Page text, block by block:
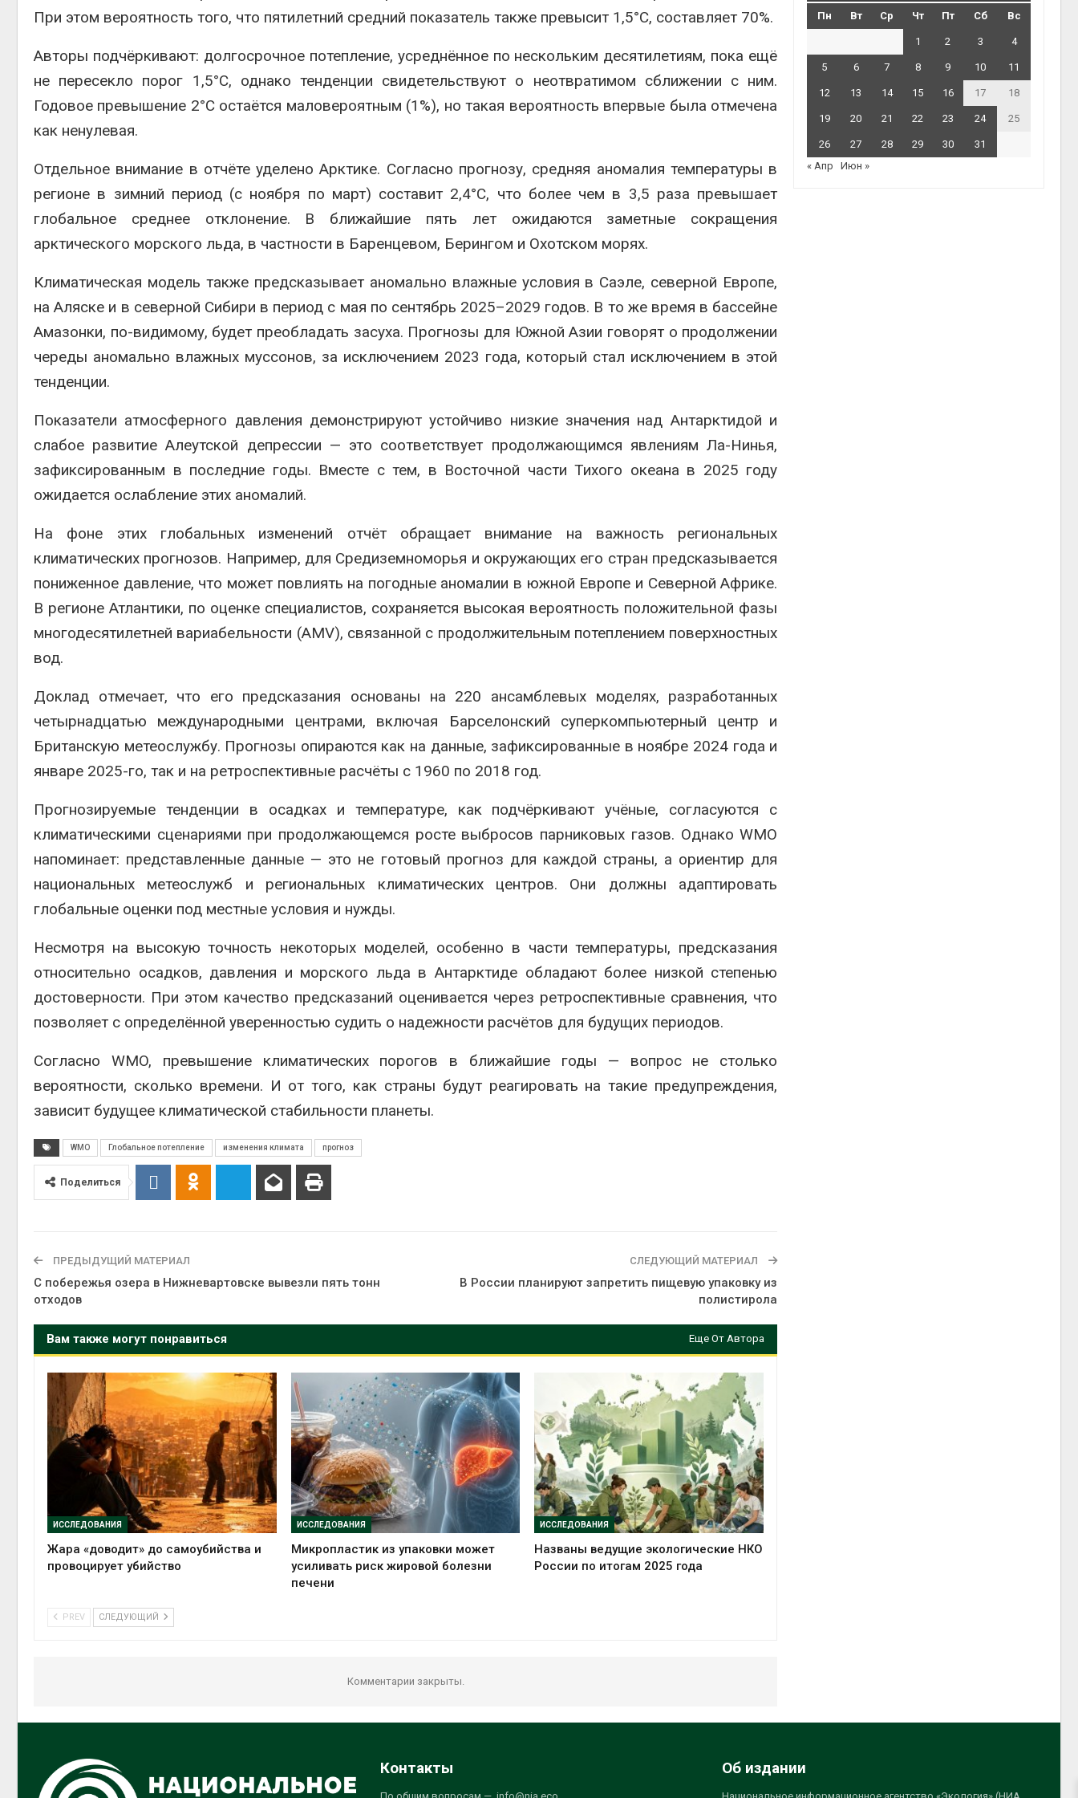
При этом вероятность того, что пятилетний средний показатель также превысит 1,5°C, составляет 70%.
Авторы подчёркивают: долгосрочное потепление, усреднённое по нескольким десятилетиям, пока ещё
не пересекло порог 1,5°C, однако тенденции свидетельствуют о неотвратимом сближении с ним.
Годовое превышение 2°C остаётся маловероятным (1%), но такая вероятность впервые была отмечена
как ненулевая.
Отдельное внимание в отчёте уделено Арктике. Согласно прогнозу, средняя аномалия температуры в
регионе в зимний период (с ноября по март) составит 2,4°C, что более чем в 3,5 раза превышает
глобальное среднее отклонение. В ближайшие пять лет ожидаются заметные сокращения
арктического морского льда, в частности в Баренцевом, Берингом и Охотском морях.
Климатическая модель также предсказывает аномально влажные условия в Саэле, северной Европе,
на Аляске и в северной Сибири в период с мая по сентябрь 2025–2029 годов. В то же время в бассейне
Амазонки, по-видимому, будет преобладать засуха. Прогнозы для Южной Азии говорят о продолжении
череды аномально влажных муссонов, за исключением 2023 года, который стал исключением в этой
тенденции.
Показатели атмосферного давления демонстрируют устойчиво низкие значения над Антарктидой и
слабое развитие Алеутской депрессии — это соответствует продолжающимся явлениям Ла-Нинья,
зафиксированным в последние годы. Вместе с тем, в Восточной части Тихого океана в 2025 году
ожидается ослабление этих аномалий.
На фоне этих глобальных изменений отчёт обращает внимание на важность региональных
климатических прогнозов. Например, для Средиземноморья и окружающих его стран предсказывается
пониженное давление, что может повлиять на погодные аномалии в южной Европе и Северной Африке.
В регионе Атлантики, по оценке специалистов, сохраняется высокая вероятность положительной фазы
многодесятилетней вариабельности (AMV), связанной с продолжительным потеплением поверхностных
вод.
Доклад отмечает, что его предсказания основаны на 220 ансамблевых моделях, разработанных
четырнадцатью международными центрами, включая Барселонский суперкомпьютерный центр и
Британскую метеослужбу. Прогнозы опираются как на данные, зафиксированные в ноябре 2024 года и
январе 2025-го, так и на ретроспективные расчёты с 1960 по 2018 год.
Прогнозируемые тенденции в осадках и температуре, как подчёркивают учёные, согласуются с
климатическими сценариями при продолжающемся росте выбросов парниковых газов. Однако WMO
напоминает: представленные данные — это не готовый прогноз для каждой страны, а ориентир для
национальных метеослужб и региональных климатических центров. Они должны адаптировать
глобальные оценки под местные условия и нужды.
Несмотря на высокую точность некоторых моделей, особенно в части температуры, предсказания
относительно осадков, давления и морского льда в Антарктиде обладают более низкой степенью
достоверности. При этом качество предсказаний оценивается через ретроспективные сравнения, что
позволяет с определённой уверенностью судить о надежности расчётов для будущих периодов.
Согласно WMO, превышение климатических порогов в ближайшие годы — вопрос не столько
вероятности, сколько времени. И от того, как страны будут реагировать на такие предупреждения,
зависит будущее климатической стабильности планеты.
WMO Глобальное потепление изменения климата прогноз
Поделиться
ПРЕДЫДУЩИЙ МАТЕРИАЛ
С побережья озера в Нижневартовске вывезли пять тонн
отходов
СЛЕДУЮЩИЙ МАТЕРИАЛ
В России планируют запретить пищевую упаковку из
полистирола
Вам также могут понравиться Еще От Автора
ИССЛЕДОВАНИЯ
Жара «доводит» до самоубийства и
провоцирует убийство
ИССЛЕДОВАНИЯ
Микропластик из упаковки может
усиливать риск жировой болезни
печени
ИССЛЕДОВАНИЯ
Названы ведущие экологические НКО
России по итогам 2025 года
PREV СЛЕДУЮЩИЙ
Комментарии закрыты.
Пн Вт Ср Чт Пт Сб Вс
1 2 3 4
5 6 7 8 9 10 11
12 13 14 15 16 17 18
19 20 21 22 23 24 25
26 27 28 29 30
31
« Апр
Июн »
Контакты Об издании